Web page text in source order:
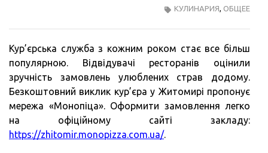
КУЛИНАРИЯ ОБЩЕЕ
Кур’єрська служба з кожним роком стає все більш
популярною. Відвідувачі ресторанів оцінили
зручність замовлень улюблених страв додому.
Безкоштовний виклик кур’єра у Житомирі пропонує
мережа «Монопіца». Оформити замовлення легко
на офіційному сайті закладу:
https://zhitomir.monopizza.com.ua/.